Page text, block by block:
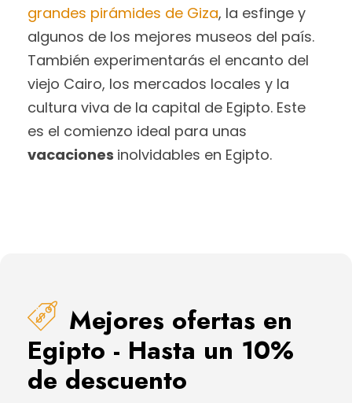
grandes pirámides de Giza, la esfinge y
algunos de los mejores museos del país.
También experimentarás el encanto del
viejo Cairo, los mercados locales y la
cultura viva de la capital de Egipto. Este
es el comienzo ideal para unas
vacaciones inolvidables en Egipto.
Mejores ofertas en
Egipto - Hasta un 10%
de descuento